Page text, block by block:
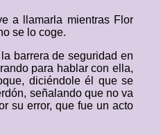
a llamarla mientras Flor
se lo coge.
barrera de seguridad en
para hablar con ella,
diciéndole él que se
señalando que no va
su error, que fue un acto